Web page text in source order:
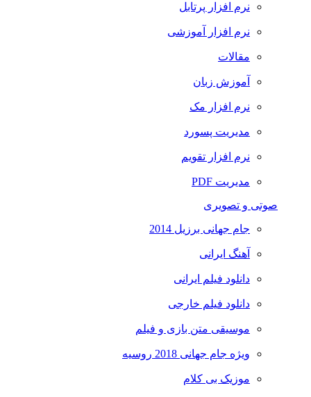
نرم افزار پرتابل
نرم افزار آموزشی
مقالات
آموزش زبان
نرم افزار مک
مدیریت پسورد
نرم افزار تقویم
مدیریت PDF
صوتی و تصویری
جام جهانی برزیل 2014
آهنگ ایرانی
دانلود فیلم ایرانی
دانلود فیلم خارجی
موسیقی متن بازی و فیلم
ویژه جام جهانی 2018 روسیه
موزیک بی کلام